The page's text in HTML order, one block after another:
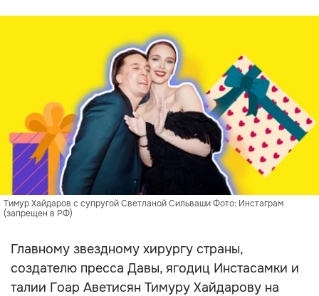
Тимур Хайдаров с супругой Светланой Сильваши Фото: Инстаграм
(запрещен в РФ)
Главному звездному хирургу страны,
создателю пресса Давы, ягодиц Инстасамки и
талии Гоар Аветисян Тимуру Хайдарову на